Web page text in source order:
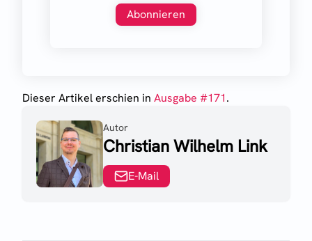
Abonnieren
Dieser Artikel erschien in Ausgabe #171.
Autor
Christian Wilhelm Link
E-Mail